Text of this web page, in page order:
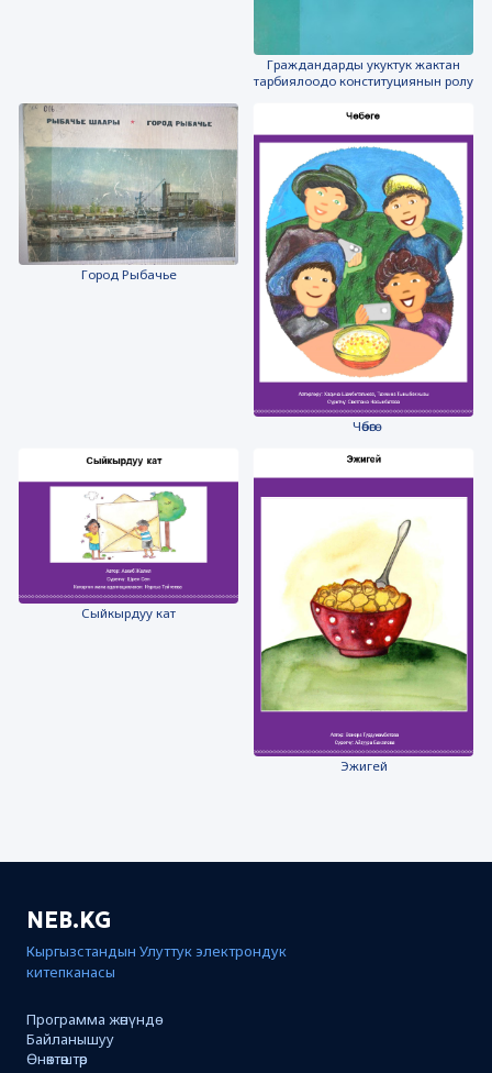
Граждандарды укуктук жактан
тарбиялоодо конституциянын ролу
Город Рыбачье
Чөбөгө
Сыйкырдуу кат
Эжигей
NEB.KG
Кыргызстандын Улуттук электрондук
китепканасы
Программа жөнүндө
Байланышуу
Өнөктөштөр